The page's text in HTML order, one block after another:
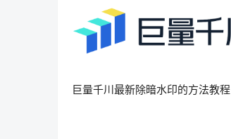
巨量千川最新除暗水印的方法教程